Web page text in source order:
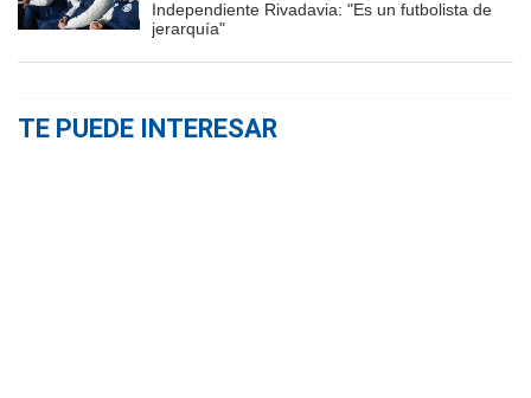
Independiente Rivadavia: "Es un futbolista de
jerarquía"
TE PUEDE INTERESAR